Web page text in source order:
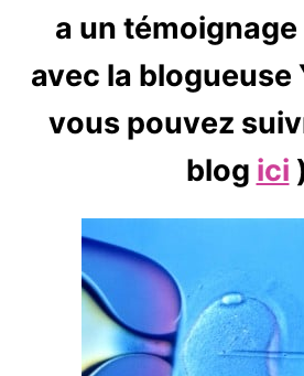
a un témoignage
avec la blogueuse
vous pouvez
blog ici